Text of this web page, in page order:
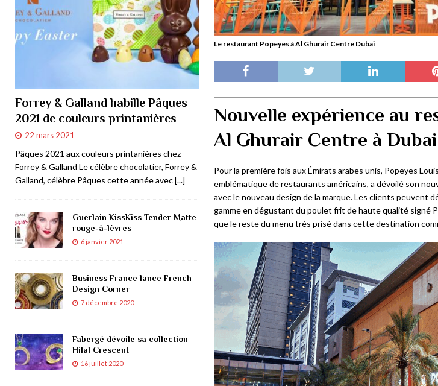
Le restaurant Popeyes à Al Ghurair Centre Dubai
Nouvelle expérience au
Al Ghurair Centre à Dubai
Pour la première fois aux Émirats arabes unis, Popeyes
emblématique de restaurants américains, a dévoilé son
avec le nouveau design de la marque. Les clients peuvent
gamme en dégustant du poulet frit de haute qualité signé
que le reste du menu très prisé dans cette destination
Forrey & Galland habille Pâques
2021 de couleurs printanières
22 mars 2021
Pâques 2021 aux couleurs printanières chez
Forrey & Galland Le célèbre chocolatier, Forrey &
Galland, célèbre Pâques cette année avec[...]
Guerlain KissKiss Tender Matte
rouge-à-lèvres
6 janvier 2021
Business France lance French
Design Corner
7 décembre 2020
Fabergé dévoile sa collection
Hilal Crescent
16 juillet 2020